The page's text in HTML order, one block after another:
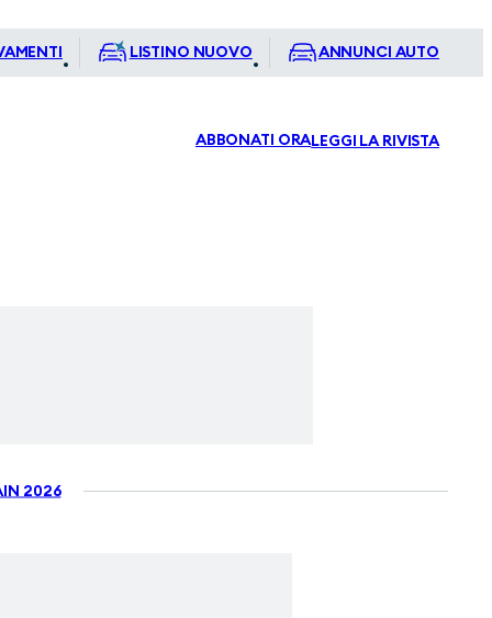
LISTINO NUOVO ANNUNCI AUTO
ABBONATI ORALEGGI LA RIVISTA
2026